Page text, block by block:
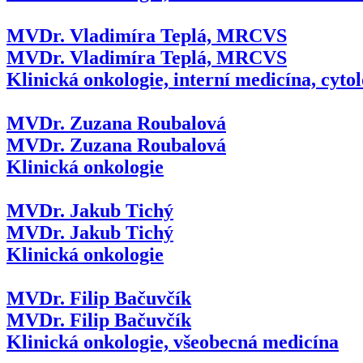
MVDr. Vladimíra Teplá, MRCVS
MVDr. Vladimíra Teplá, MRCVS
Klinická onkologie, interní medicína,
MVDr. Zuzana Roubalová
MVDr. Zuzana Roubalová
Klinická onkologie
MVDr. Jakub Tichý
MVDr. Jakub Tichý
Klinická onkologie
MVDr. Filip Bačuvčík
MVDr. Filip Bačuvčík
Klinická onkologie, všeobecná medicína